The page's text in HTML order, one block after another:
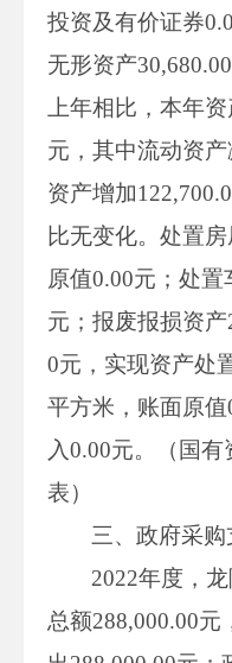
投资及有价证券
无形资产
上年相比，本年
元，其中流动资
资产增加
比无变化。处置
原值0.00元；处
元；报废报损资
0元，实现资产处
平方米，账面原
入0.00元。（国
表）
三、政府采
2022年度，
总额288,000.00